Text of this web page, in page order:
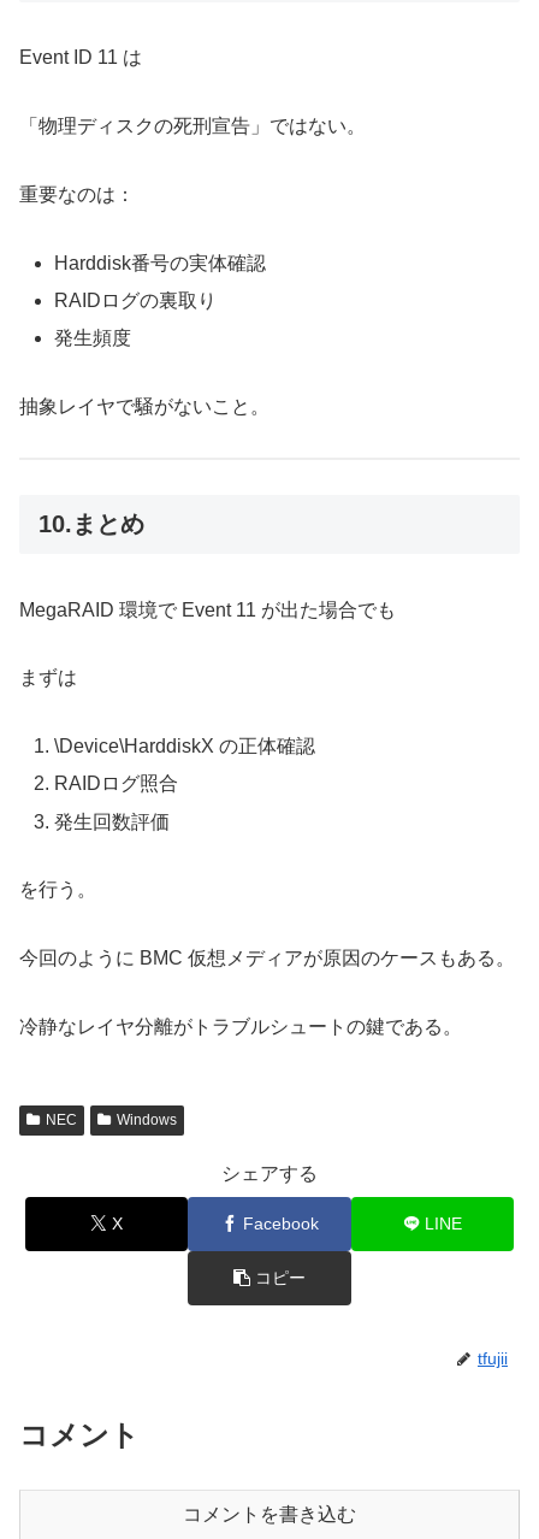
Event ID 11 は
「物理ディスクの死刑宣告」ではない。
重要なのは：
Harddisk番号の実体確認
RAIDログの裏取り
発生頻度
抽象レイヤで騒がないこと。
10.まとめ
MegaRAID 環境で Event 11 が出た場合でも
まずは
\Device\HarddiskX の正体確認
RAIDログ照合
発生回数評価
を行う。
今回のように BMC 仮想メディアが原因のケースもある。
冷静なレイヤ分離がトラブルシュートの鍵である。
NEC Windows
シェアする
X Facebook LINE
コピー
tfujii
コメント
コメントを書き込む